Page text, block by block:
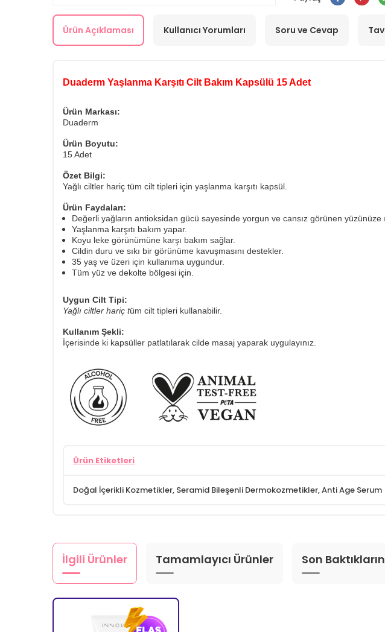
Ürün Açıklaması Kullanıcı Yorumları Soru ve Cevap
Duaderm Yaşlanma Karşıtı Cilt Bakım Kapsülü 15 Adet
Ürün Markası:
Duaderm
Ürün Boyutu:
15 Adet
Özet Bilgi:
Yağlı ciltler hariç tüm cilt tipleri için yaşlanma karşıtı kapsül.
Ürün Faydaları:
Değerli yağların antioksidan gücü sayesinde yorgun ve cansız görünen yüzünüze
Yaşlanma karşıtı bakım yapar.
Koyu leke görünümüne karşı bakım sağlar.
Cildin duru ve sıkı bir görünüme kavuşmasını destekler.
35 yaş ve üzeri için kullanıma uygundur.
Tüm yüz ve dekolte bölgesi için.
Uygun Cilt Tipi:
Yağlı ciltler hariç tüm cilt tipleri kullanabilir.
Kullanım Şekli:
İçerisinde ki kapsüller patlatılarak cilde masaj yaparak uygulayınız.
Ürün Etiketleri
Doğal İçerikli Kozmetikler, Seramid Bileşenli Dermokozmetikler,Anti Age Serum
İlgili Ürünler Tamamlayıcı Ürünler Son